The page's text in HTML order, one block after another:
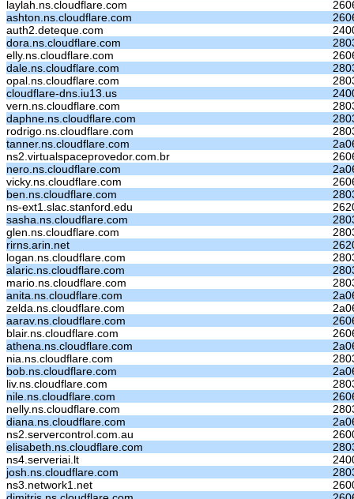
laylah.ns.cloudflare.com
ashton.ns.cloudflare.com
auth2.deteque.com
dora.ns.cloudflare.com
elly.ns.cloudflare.com
dale.ns.cloudflare.com
opal.ns.cloudflare.com
cloudflare-dns.iu13.us
vern.ns.cloudflare.com
daphne.ns.cloudflare.com
rodrigo.ns.cloudflare.com
tanner.ns.cloudflare.com
ns2.virtualspaceprovedor.com.br
nero.ns.cloudflare.com
vicky.ns.cloudflare.com
ben.ns.cloudflare.com
ns-ext1.slac.stanford.edu
sasha.ns.cloudflare.com
glen.ns.cloudflare.com
rirns.arin.net
logan.ns.cloudflare.com
alaric.ns.cloudflare.com
mario.ns.cloudflare.com
anita.ns.cloudflare.com
zelda.ns.cloudflare.com
aarav.ns.cloudflare.com
blair.ns.cloudflare.com
athena.ns.cloudflare.com
nia.ns.cloudflare.com
bob.ns.cloudflare.com
liv.ns.cloudflare.com
nile.ns.cloudflare.com
nelly.ns.cloudflare.com
diana.ns.cloudflare.com
ns2.servercontrol.com.au
elisabeth.ns.cloudflare.com
ns4.serveriai.lt
josh.ns.cloudflare.com
ns3.network1.net